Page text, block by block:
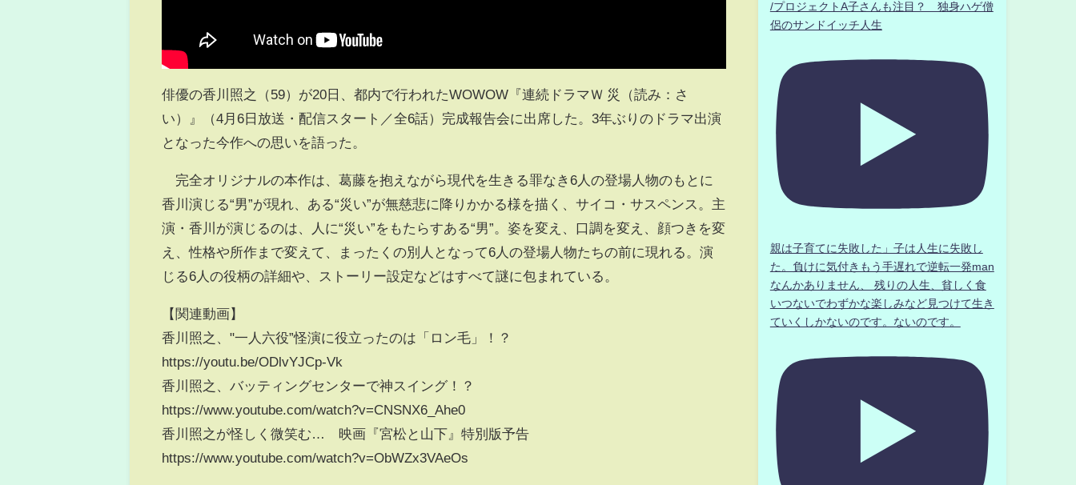
俳優の香川照之（59）が20日、都内で行われたWOWOW『連続ドラマＷ 災（読み：さ
い）』（4月6日放送・配信スタート／全6話）完成報告会に出席した。3年ぶりのドラマ出演
となった今作への思いを語った。
完全オリジナルの本作は、葛藤を抱えながら現代を生きる罪なき6人の登場人物のもとに
香川演じる“男”が現れ、ある“災い”が無慈悲に降りかかる様を描く、サイコ・サスペンス。主
演・香川が演じるのは、人に“災い”をもたらすある“男”。姿を変え、口調を変え、顔つきを変
え、性格や所作まで変えて、まったくの別人となって6人の登場人物たちの前に現れる。演
じる6人の役柄の詳細や、ストーリー設定などはすべて謎に包まれている。
【関連動画】
香川照之、"一人六役”怪演に役立ったのは「ロン毛」！？
https://youtu.be/ODlvYJCp-Vk
香川照之、バッティングセンターで神スイング！？
https://www.youtube.com/watch?v=CNSNX6_Ahe0
香川照之が怪しく微笑む… 映画『宮松と山下』特別版予告
https://www.youtube.com/watch?v=ObWZx3VAeOs
/プロジェクトA子さんも注目？ 独身ハゲ僧
侶のサンドイッチ人生
親は子育てに失敗した」子は人生に失敗し
た。負けに気付きもう手遅れで逆転一発man
なんかありません、 残りの人生、貧しく食
いつないでわずかな楽しみなど見つけて生き
ていくしかないのです。ないのです。